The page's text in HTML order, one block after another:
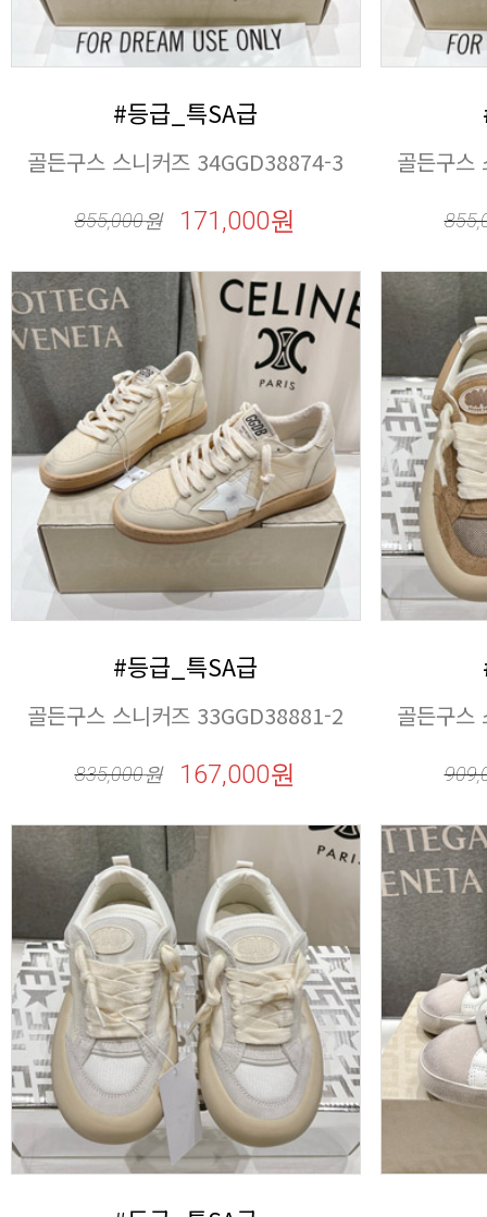
#등급_특SA급
골든구스 스니커즈 34GGD38874-3
855,000원 171,000원
골든구스
#등급_특SA급
골든구스 스니커즈 33GGD38881-2
835,000원 167,000원
골든구스